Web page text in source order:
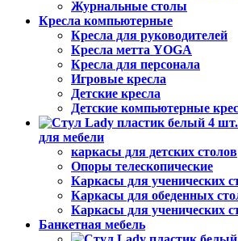
Журнальные столы
Кресла компьютерные
Кресла для руководителей
Кресла метта YOGA
Кресла для персонала
Игровые кресла
Детские кресла
Детские компьютерные
для мебели
каркасы для детских столов
Опоры телескопические
Каркасы для ученических
Каркасы для обеденных
Каркасы для ученических
Банкетная мебель